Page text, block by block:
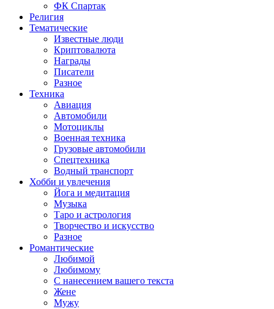
ФК Спартак
Религия
Тематические
Известные люди
Криптовалюта
Награды
Писатели
Разное
Техника
Авиация
Автомобили
Мотоциклы
Военная техника
Грузовые автомобили
Спецтехника
Водный транспорт
Хобби и увлечения
Йога и медитация
Музыка
Таро и астрология
Творчество и искусство
Разное
Романтические
Любимой
Любимому
С нанесением вашего текста
Жене
Мужу